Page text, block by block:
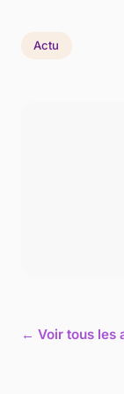
Actu
← Voir tous les